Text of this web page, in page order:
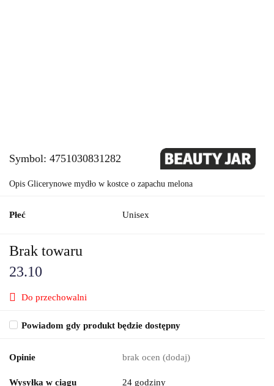
Symbol: 4751030831282
Opis Glicerynowe mydło w kostce o zapachu melona
Płeć Unisex
Brak towaru
23.10
Do przechowalni
Powiadom gdy produkt będzie dostępny
Opinie brak ocen (dodaj)
Wysyłka w ciągu 24 godziny